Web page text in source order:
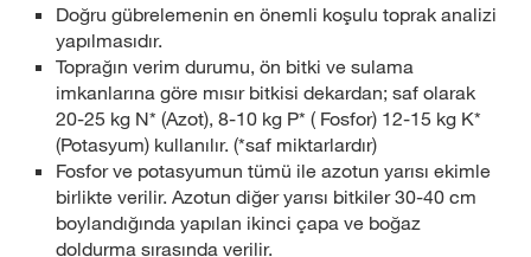
Doğru gübrelemenin en önemli koşulu toprak analizi
yapılmasıdır.
Toprağın verim durumu, ön bitki ve sulama
imkanlarına göre mısır bitkisi dekardan; saf olarak
20-25 kg N* (Azot), 8-10 kg P* ( Fosfor) 12-15 kg K*
(Potasyum) kullanılır. (*saf miktarlardır)
Fosfor ve potasyumun tümü ile azotun yarısı ekimle
birlikte verilir. Azotun diğer yarısı bitkiler 30-40 cm
boylandığında yapılan ikinci çapa ve boğaz
doldurma sırasında verilir.